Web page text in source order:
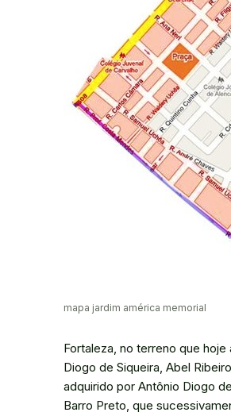
mapa jardim américa memorial
Fortaleza, no terreno que
Diogo de Siqueira, Abel
adquirido por Antônio Diogo
Barro Preto, que